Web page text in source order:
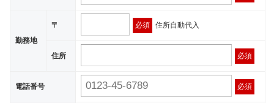
勤務地
〒 必須 住所自動代入
住所 必須
電話番号 必須